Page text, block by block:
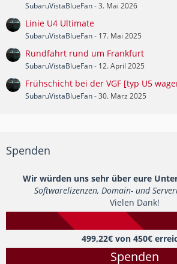
SubaruVistaBlueFan-3. Mai 2026
Linie U4 Ultimate
SubaruVistaBlueFan- 17. Mai 2025
Rundfahrt rund um Frankfurt
SubaruVistaBlueFan- 12. April 2025
Frühschicht bei der VGF [typ U5
SubaruVistaBlueFan-30. März 2025
Spenden
Wir würden uns sehr über eure
Softwarelizenzen, Domain- und
Vielen Dank!
499,22€ von 450€
Spenden